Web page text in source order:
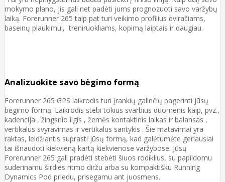
mokymo plano, jis gali net padėti jums prognozuoti savo varžybų
laiką. Forerunner 265 taip pat turi veikimo profilius dviračiams,
baseinų plaukimui, treniruokliams, kopimą laiptais ir daugiau.
Analizuokite savo bėgimo formą
Forerunner 265 GPS laikrodis turi įrankių galinčių pagerinti Jūsų
bėgimo formą. Laikrodis stebi tokius svarbius duomenis kaip, pvz.,
kadencija , žingsnio ilgis , žemės kontaktinis laikas ir balansas ,
vertikalus svyravimas ir vertikalus santykis . Šie matavimai yra
raktas, leidžiantis suprasti jūsų formą, kad galėtumėte geriausiai
tai išnaudoti kiekvieną kartą kiekvienose varžybose. Jūsų
Forerunner 265 gali pradėti stebėti šiuos rodiklius, su papildomu
suderinamu širdies ritmo diržu arba su kompaktišku Running
Dynamics Pod priedu, prisegamu ant juosmens.